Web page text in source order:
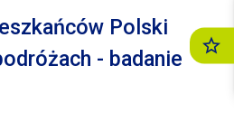
Polski
- badanie